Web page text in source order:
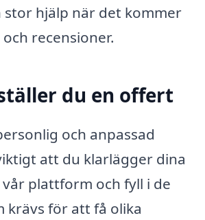
stor hjälp när det kommer
recensioner.
du en offert
och anpassad
att du klarlägger dina
vår plattform och fyll i de
krävs för att få olika